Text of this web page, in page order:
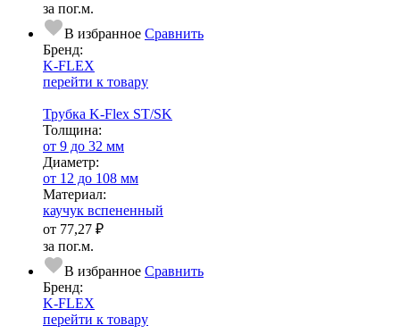
за пог.м.
В избранное Сравнить
Бренд:
K-FLEX
перейти к товару
Трубка K-Flex ST/SK
Тол­щи­на:
от 9 до 32 мм
Диаметр:
от 12 до 108 мм
Ма­­те­­ри­­ал:
каучук вспененный
от 77,27 ₽
за пог.м.
В избранное Сравнить
Бренд:
K-FLEX
перейти к товару